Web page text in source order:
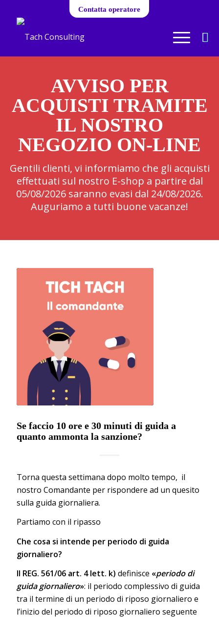
Contatta operatore
AVVISO PER
ACQUISTI TRAMITE
IL NOSTRO
NEGOZIO ON-LINE
Gentili clienti, vi informiamo che gli acquisti
effettuati sul nostro E-shop a partire dal
05/08/2026 saranno evasi dal 24/08/2026.
Auguriamo a tutti buone vacanze!
Se faccio 10 ore e 30 minuti di guida a
quanto ammonta la sanzione?
Torna questa settimana dopo molto tempo, il
nostro Comandante per rispondere ad un quesito
sulla guida giornaliera.
Partiamo con il ripasso
Che cosa si intende per periodo di guida
giornaliero?
Il REG. 561/06 art. 4 lett. k) definisce «periodo di
guida giornaliero»: il periodo complessivo di guida
tra il termine di un periodo di riposo giornaliero e
l’inizio del periodo di riposo giornaliero seguente